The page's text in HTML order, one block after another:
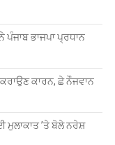
ਪੰਜਾਬ ਭਾਜਪਾ ਪ੍ਰਧਾਨ
ਕਾਰਨ, ਛੇ ਨੌਜਵਾਨ
ਮੁਲਾਕਾਤ ’ਤੇ ਬੋਲੇ ਨਰੇਸ਼